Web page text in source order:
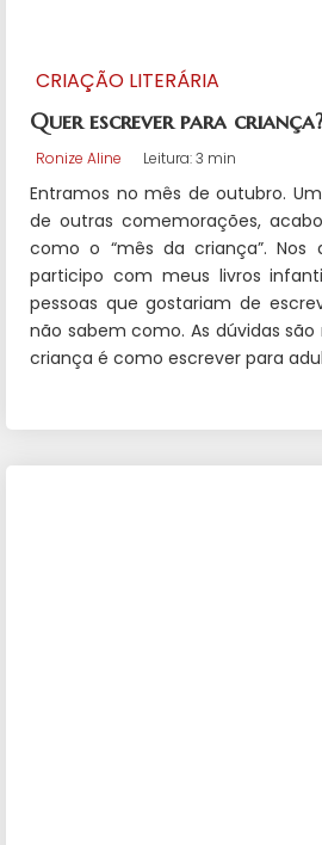
CRIAÇÃO LITERÁRIA
Quer escrever para
Ronize Aline Leitura: 3 min
Entramos no mês de outubro.
de outras comemorações,
como o “mês da criança”. Nos
participo com meus livros
pessoas que gostariam de
não sabem como. As dúvidas
criança é como escrever para